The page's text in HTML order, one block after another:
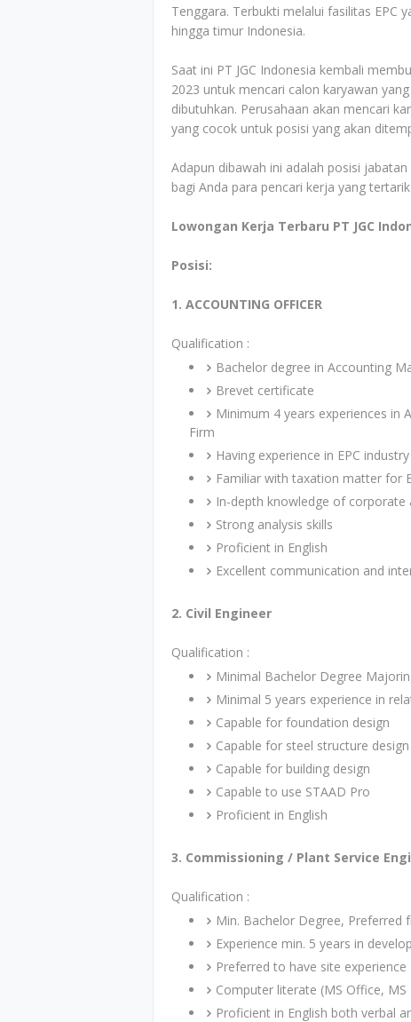
Tenggara. Terbukti melalui fasilitas EPC
hingga timur Indonesia.
Saat ini PT JGC Indonesia kembali
2023 untuk mencari calon karyawan
dibutuhkan. Perusahaan akan mencari
yang cocok untuk posisi yang akan
Adapun dibawah ini adalah posisi
bagi Anda para pencari kerja yang
Lowongan Kerja Terbaru PT JGC
Posisi:
1. ACCOUNTING OFFICER
Qualification :
Bachelor degree in Accounting
Brevet certificate
Minimum 4 years experiences in
Firm
Having experience in EPC
Familiar with taxation matter for
In-depth knowledge of corporate
Strong analysis skills
Proficient in English
Excellent communication and
2. Civil Engineer
Qualification :
Minimal Bachelor Degree
Minimal 5 years experience in
Capable for foundation design
Capable for steel structure design
Capable for building design
Capable to use STAAD Pro
Proficient in English
3. Commissioning / Plant Service
Qualification :
Min. Bachelor Degree, Preferred
Experience min. 5 years in
Preferred to have site experience
Computer literate (MS Office,
Proficient in English both verbal